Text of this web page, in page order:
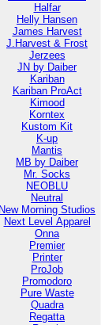
Halfar
Helly Hansen
James Harvest
J.Harvest & Frost
Jerzees
JN by Daiber
Kariban
Kariban ProAct
Kimood
Korntex
Kustom Kit
K-up
Mantis
MB by Daiber
Mr. Socks
NEOBLU
Neutral
New Morning Studios
Next Level Apparel
Onna
Premier
Printer
ProJob
Promodoro
Pure Waste
Quadra
Regatta